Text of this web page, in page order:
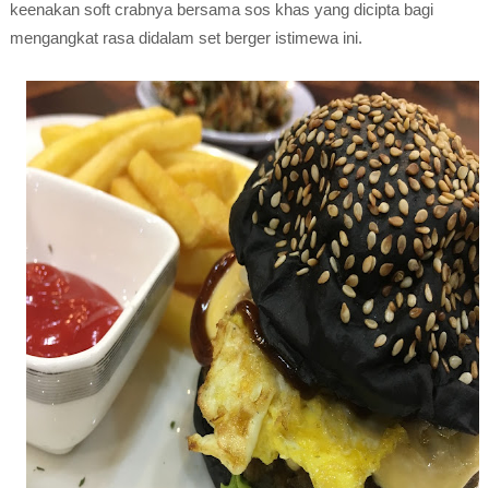
keenakan soft crabnya bersama sos khas yang dicipta bagi
mengangkat rasa didalam set berger istimewa ini.